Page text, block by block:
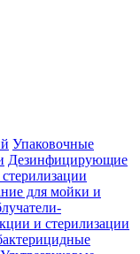
Упаковочные
Дезинфицирующие
для мойки и
и стерилизации